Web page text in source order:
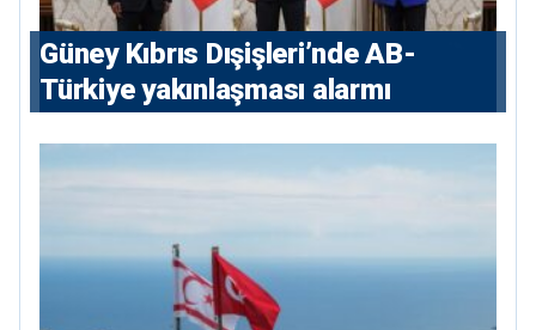
Güney Kıbrıs Dışişleri’nde AB-
Türkiye yakınlaşması alarmı